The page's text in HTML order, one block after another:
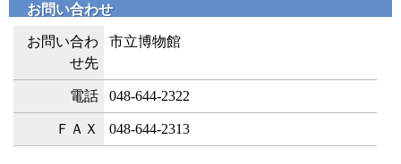
お問い合わせ
お問い合わ
せ先
市立博物館
電話 048-644-2322
ＦＡＸ 048-644-2313